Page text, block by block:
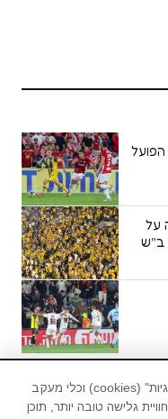
על
לידיעתכם, באתר JSport נעשה שימוש ב"עוגיות" (cookies) וכלי מעקב
גלישה טובה יותר, תוכן